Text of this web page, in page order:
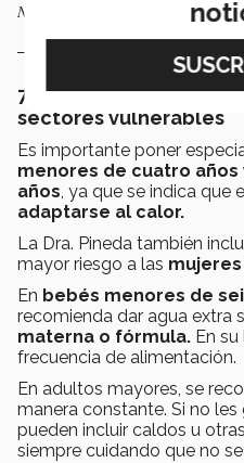
No te olvides de cuidar a tu mascota
7. Menores de edad y
sectores vulnerables
Es importante poner
menores de cuatro años
años, ya que se indica que
adaptarse al calor.
La Dra. Pineda también
mayor riesgo a las
En bebés menores de
recomienda dar agua extra
materna o fórmula. En
frecuencia de alimentación.
En adultos mayores, se
manera constante. Si no
pueden incluir caldos u
siempre cuidando que no